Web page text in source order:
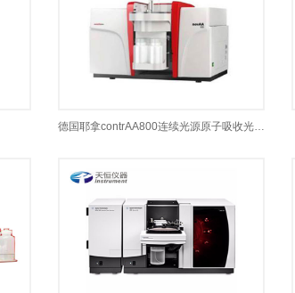
德国耶拿contrAA800连续光源原子吸收光谱仪